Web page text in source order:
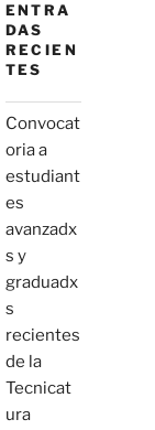
ENTRA
DAS
RECIEN
TES
Convocat
oria a
estudiant
es
avanzadx
s y
graduadx
s
recientes
de la
Tecnicat
ura